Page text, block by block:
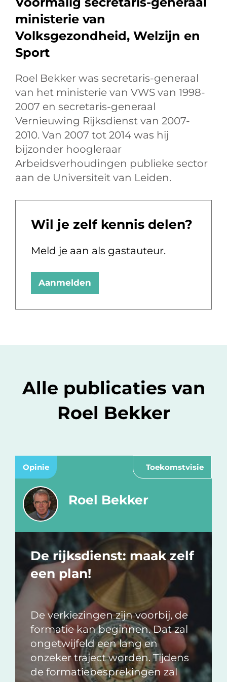
ministerie van
Volksgezondheid, Welzijn en
Sport
Roel Bekker was secretaris-generaal
van het ministerie van VWS van 1998-
2007 en secretaris-generaal
Vernieuwing Rijksdienst van 2007-
2010. Van 2007 tot 2014 was hij
bijzonder hoogleraar
Arbeidsverhoudingen publieke sector
aan de Universiteit van Leiden.
Wil je zelf kennis delen?
Meld je aan als gastauteur.
Aanmelden
Alle publicaties van
Roel Bekker
Opinie Toekomstvisie
Roel Bekker
De rijksdienst: maak zelf
een plan!
De verkiezingen zijn voorbij, de
formatie kan beginnen. Dat zal
ongetwijfeld een lang en
onzeker traject worden. Tijdens
de formatiebesprekingen zal